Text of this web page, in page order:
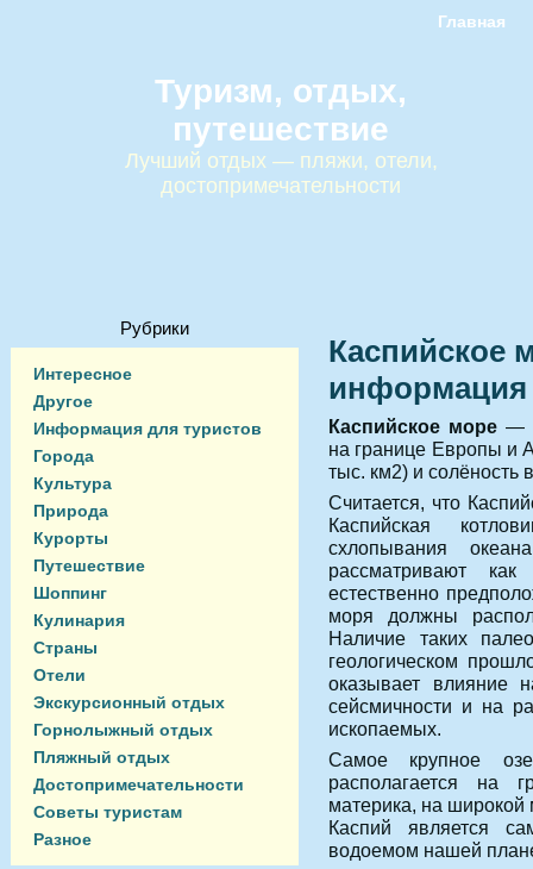
Главная
Туризм, отдых,
путешествие
Лучший отдых — пляжи, отели,
достопримечательности
Рубрики
Интересное
Другое
Информация для туристов
Города
Культура
Природа
Курорты
Путешествие
Шоппинг
Кулинария
Страны
Отели
Экскурсионный отдых
Горнолыжный отдых
Пляжный отдых
Достопримечательности
Советы туристам
Разное
Каспийское
информация
Каспийское море—
на границе Европы и
тыс. км2) и солёность
Считается, что
Каспийская
схлопывания
рассматривают
естественно
моря должны
Наличие таких
геологическом
оказывает влияние
сейсмичности и на
ископаемых.
Самое крупное
располагается на
материка, на
Каспий является
водоемом нашей